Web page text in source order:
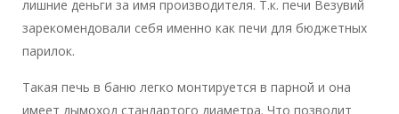
лишние деньги за имя производителя. Т.к. печи Везувий
зарекомендовали себя именно как печи для бюджетных
парилок.
Такая печь в баню легко монтируется в парной и она
имеет дымоход стандартого диаметра. Что позволит